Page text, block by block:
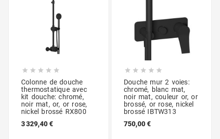
    
Colonne de douche
thermostatique avec
kit douche: chromé,
noir mat, or, or rose,
nickel brossé RX800
3 329,40 €
    
Douche mur 2 voies:
chromé, blanc mat,
noir mat, couleur or, or
brossé, or rose, nickel
brossé IBTW313
750,00 €